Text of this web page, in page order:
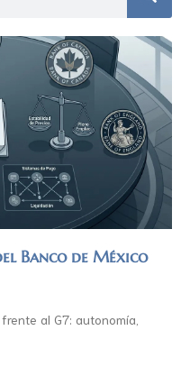
Banco de México
al G7: autonomía,